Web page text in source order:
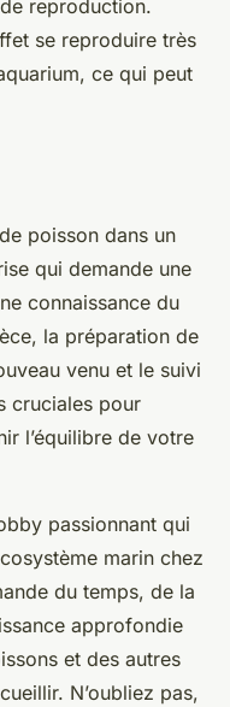
reproduction.
se reproduire très
ce qui peut
poisson dans un
qui demande une
connaissance du
la préparation de
venu et le suivi
cruciales pour
l’équilibre de votre
passionnant qui
marin chez
du temps, de la
approfondie
et des autres
N’oubliez pas,